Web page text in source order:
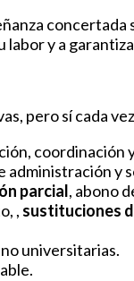
concertada
y a
pero sí cada
coordinación
administración y
parcial, abono
, sustituciones
no universitarias.